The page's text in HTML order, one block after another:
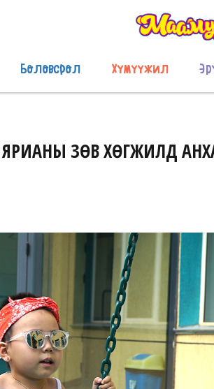
Боловсрол Хүмүүжил
ЯРИАНЫ ЗӨВ ХӨГЖИЛД